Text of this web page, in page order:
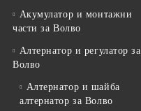
Акумулатор и монтажни
части за Волво
Алтернатор и регулатор за
Волво
Алтернатор и шайба
алтернатор за Волво